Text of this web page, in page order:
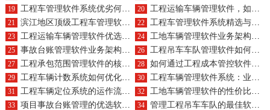
19 工程车管理软件系统优劣何在，特色功能有哪些？ 20 工程运输车辆管理软件，如何展现其卓越优点与独特特点?
21 滨江地区顶级工程车管理软件推荐及价格解析 22 工程车管理软件系统精选与便捷购买指南
23 工程运输车辆管理软件优选品牌及便捷购买方式 24 工地车辆管理软件业务架构如何体现独特产品特点？
25 事故台账管理软件业务架构与产品组合优化方案？ 26 工程吊车车队管理软件如何描述业务并展示产品组合优势？
27 工程承包范围管理软件的核心业务流程是什么？产品认证有哪些？ 28 如何通过工程成本管控软件系统优化业务流程并突出产品特点？
29 工程车辆计数系统如何优化业务流程？产品组合有哪些？ 30 工程车辆管理软件系统：业务流程详解与产品特色介绍
31 工程车辆定位系统的运作流程与产品构成概览 32 工地车辆管理软件的性价比之选及价格？
33 项目事故台账管理的优选软件及价格？ 34 管理工程吊车车队的最佳软件，价格区间分析？